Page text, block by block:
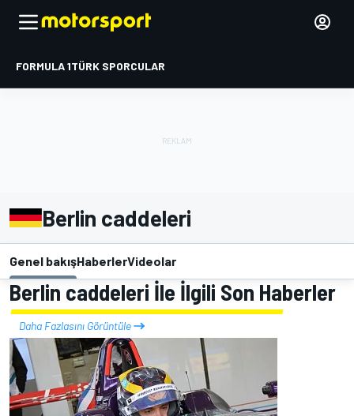
FORMULA 1TÜRK SPORCULAR
Berlin caddeleri
Genel bakışHaberlerVideolar
Berlin caddeleri İle İlgili Son Haberler
Daha Fazlasını Görüntüle